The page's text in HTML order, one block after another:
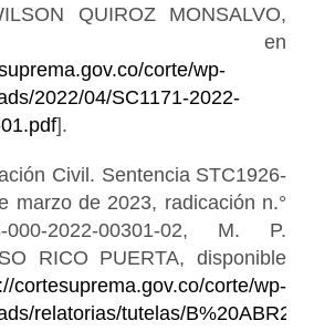
QUIROZ MONSALVO,
en
corte/wp-
2022/04/SC1171-2022-
].
Civil. Sentencia STC1926-
marzo de 2023, radicación n.°
000-2022-00301-02, M. P.
RICO PUERTA, disponible
cortesuprema.gov.co/corte/wp-
relatorias/tutelas/B%20ABR2023/